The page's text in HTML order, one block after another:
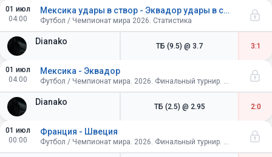
01 июл
04:00
Dianako
Мексика удары в створ - Эквадор удары в створ
Футбол / Чемпионат мира 2026. Статистика
ТБ (9.5) @ 3.7 3:1
01 июл
04:00
Dianako
Мексика - Эквадор
Футбол / Чемпионат мира. 2026. Финальный турнир. США, Канада, Мексика. Плей-офф. 1/16 финала
ТБ (2.5) @ 2.95 2:0
01 июл
00:00
Франция - Швеция
Футбол / Чемпионат мира. 2026. Финальный турнир. США, Канада, Мексика. Плей-офф. 1/16 финала